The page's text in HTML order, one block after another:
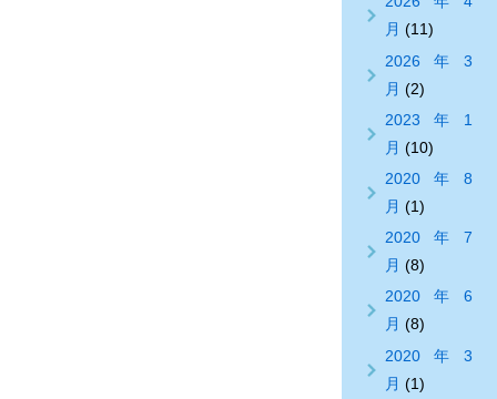
月 (11)
2026年3
月 (2)
2023年1
月 (10)
2020年8
月 (1)
2020年7
月 (8)
2020年6
月 (8)
2020年3
月 (1)